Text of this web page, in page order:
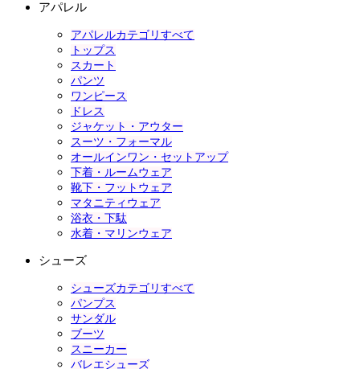
アパレル
アパレルカテゴリすべて
トップス
スカート
パンツ
ワンピース
ドレス
ジャケット・アウター
スーツ・フォーマル
オールインワン・セットアップ
下着・ルームウェア
靴下・フットウェア
マタニティウェア
浴衣・下駄
水着・マリンウェア
シューズ
シューズカテゴリすべて
パンプス
サンダル
ブーツ
スニーカー
バレエシューズ